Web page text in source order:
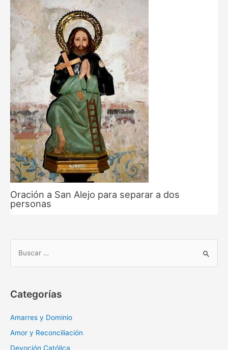
Oración a San Alejo para separar a dos
personas
a
r
Categorías
Amarres y Dominio
Amor y Reconciliación
Devoción Católica